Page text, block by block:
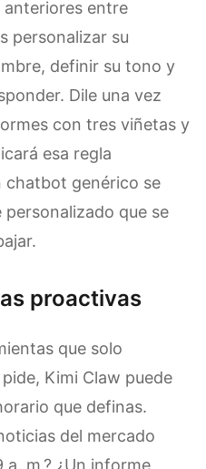
entre
personalizar su
definir su tono y
Dile una vez
con tres viñetas y
esa regla
chatbot genérico se
que se
proactivas
que solo
Kimi Claw puede
que definas.
del mercado